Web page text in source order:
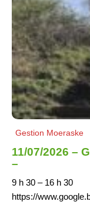
Gestion Moeraske
11/07/2026 –
–
9 h 30 – 16 h 30
https://